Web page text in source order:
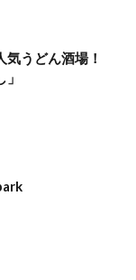
気うどん酒場！